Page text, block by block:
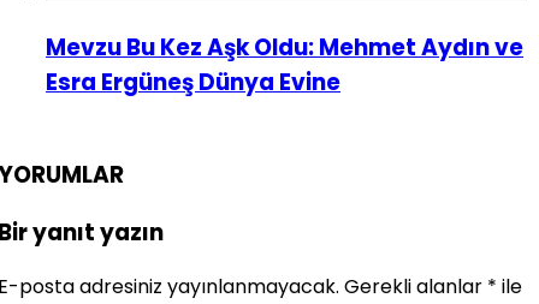
Mevzu Bu Kez Aşk Oldu: Mehmet Aydın ve
Esra Ergüneş Dünya Evine
yanıt yazın
posta adresiniz yayınlanmayacak. Gerekli alanlar * ile